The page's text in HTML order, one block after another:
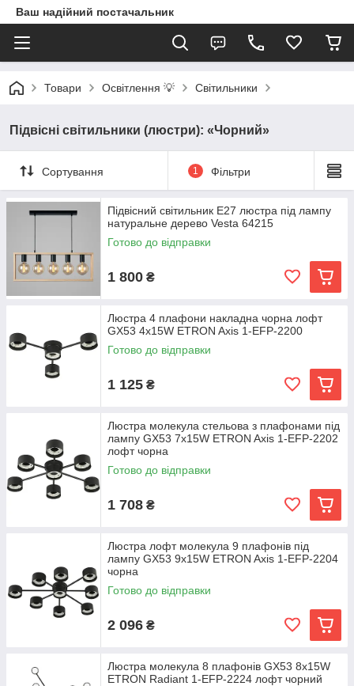
Ваш надійний постачальник
Товари Освітлення 💡 Світильники
Підвісні світильники (люстри): «Чорний»
Сортування 1 Фільтри
Підвісний світильник Е27 люстра під лампу
натуральне дерево Vesta 64215
Готово до відправки
1 800 ₴
Люстра 4 плафони накладна чорна лофт
GX53 4x15W ETRON Axis 1-EFP-2200
Готово до відправки
1 125 ₴
Люстра молекула стельова з плафонами під
лампу GX53 7х15W ETRON Axis 1-EFP-2202
лофт чорна
Готово до відправки
1 708 ₴
Люстра лофт молекула 9 плафонів під
лампу GX53 9x15W ETRON Axis 1-EFP-2204
чорна
Готово до відправки
2 096 ₴
Люстра молекула 8 плафонів GX53 8x15W
ETRON Radiant 1-EFP-2224 лофт чорний